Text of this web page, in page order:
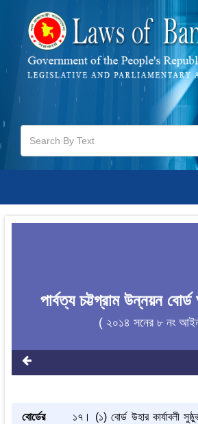
পার্বত্য চট্টগ্রাম উন্নয়ন
( ২০১৪ সনের ৮ নং
বোর্ডের
১৭। (১) বোর্ড উহার কার্যাবলী